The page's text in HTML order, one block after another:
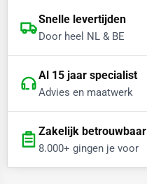
Snelle levertijden
Door heel NL & BE
Al 15 jaar specialist
Advies en maatwerk
Zakelijk betrouwbaar
8.000+ gingen je voor